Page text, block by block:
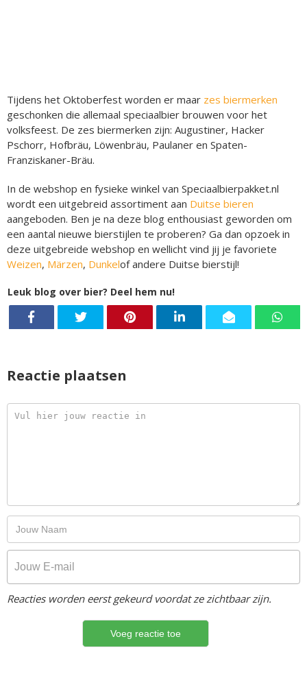
Tijdens het Oktoberfest worden er maar zes biermerken
geschonken die allemaal speciaalbier brouwen voor het
volksfeest. De zes biermerken zijn: Augustiner, Hacker
Pschorr, Hofbräu, Löwenbräu, Paulaner en Spaten-
Franziskaner-Bräu.
In de webshop en fysieke winkel van Speciaalbierpakket.nl
wordt een uitgebreid assortiment aan Duitse bieren
aangeboden. Ben je na deze blog enthousiast geworden om
een aantal nieuwe bierstijlen te proberen? Ga dan opzoek in
deze uitgebreide webshop en wellicht vind jij je favoriete
Weizen, Märzen, Dunkelof andere Duitse bierstijl!
Leuk blog over bier? Deel hem nu!
Reactie plaatsen
Reacties worden eerst gekeurd voordat ze zichtbaar zijn.